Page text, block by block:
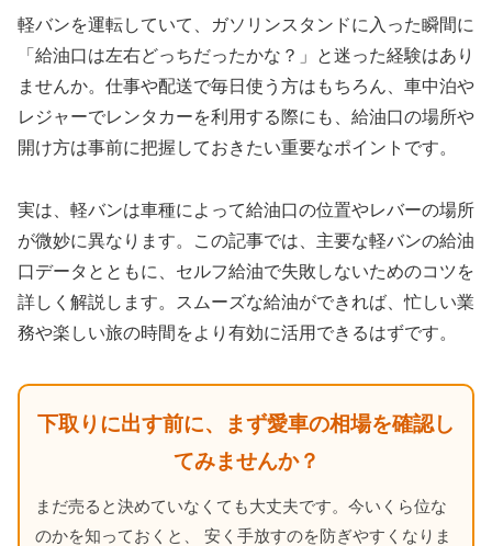
軽バンを運転していて、ガソリンスタンドに入った瞬間に
「給油口は左右どっちだったかな？」と迷った経験はあり
ませんか。仕事や配送で毎日使う方はもちろん、車中泊や
レジャーでレンタカーを利用する際にも、給油口の場所や
開け方は事前に把握しておきたい重要なポイントです。
実は、軽バンは車種によって給油口の位置やレバーの場所
が微妙に異なります。この記事では、主要な軽バンの給油
口データとともに、セルフ給油で失敗しないためのコツを
詳しく解説します。スムーズな給油ができれば、忙しい業
務や楽しい旅の時間をより有効に活用できるはずです。
下取りに出す前に、まず愛車の相場を確認し
てみませんか？
まだ売ると決めていなくても大丈夫です。今いくら位な
のかを知っておくと、 安く手放すのを防ぎやすくなりま